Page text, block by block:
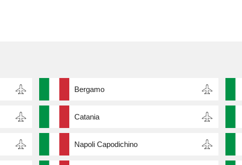
Bergamo
Catania
Napoli Capodichino